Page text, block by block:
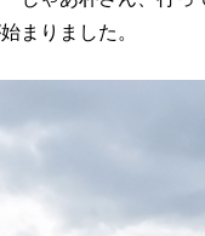
まりました。